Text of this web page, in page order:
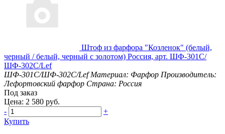
Штоф из фарфора "Козленок" (белый,
черный / белый, черный с золотом) Россия, арт. ШФ-301С/
ШФ-302С/Lef
ШФ-301С/ШФ-302С/Lef Материал: Фарфор Производитель:
Лефортовский фарфор Страна: Россия
Под заказ
Цена: 2 580 руб.
-
+
Купить